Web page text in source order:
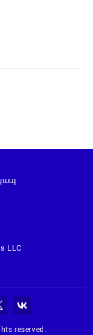
LLC
reserved.